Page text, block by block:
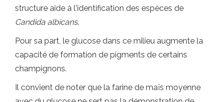
structure aide à l'identification des espèces de
Candida albicans.
Pour sa part, le glucose dans ce milieu augmente la
capacité de formation de pigments de certains
champignons.
Il convient de noter que la farine de maïs moyenne